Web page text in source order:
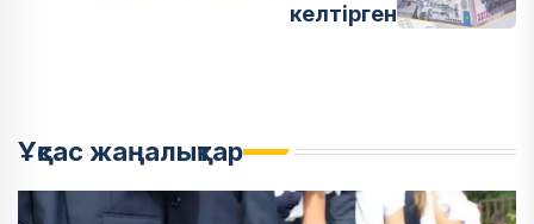
келтірген
Ұқсас жаңалықтар